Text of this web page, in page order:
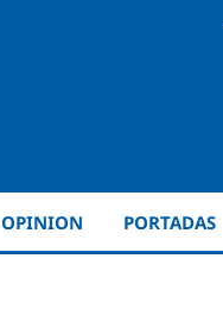
OPINION PORTADAS